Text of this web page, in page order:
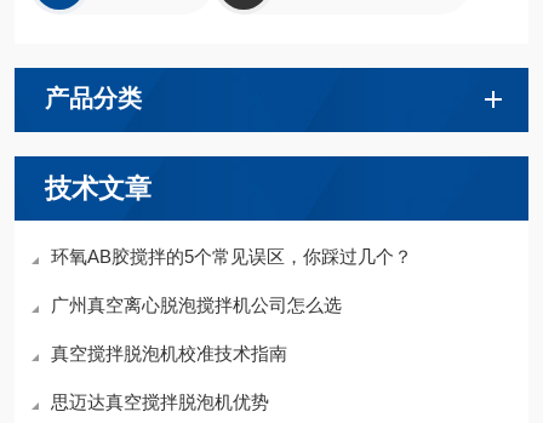
产品分类
技术文章
环氧AB胶搅拌的5个常见误区，你踩过几个？
广州真空离心脱泡搅拌机公司怎么选
真空搅拌脱泡机校准技术指南
思迈达真空搅拌脱泡机优势